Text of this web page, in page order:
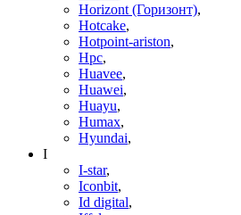
Horizont (Горизонт),
Hotcake,
Hotpoint-ariston,
Hpc,
Huavee,
Huawei,
Huayu,
Humax,
Hyundai,
I
I-star,
Iconbit,
Id digital,